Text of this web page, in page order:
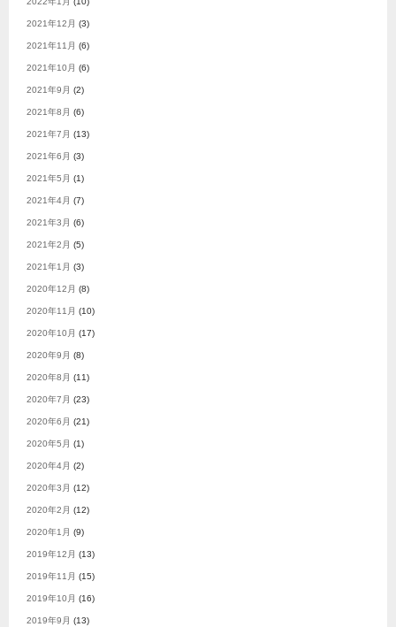
2021年12月 (3)
2021年11月 (6)
2021年10月 (6)
2021年9月 (2)
2021年8月 (6)
2021年7月 (13)
2021年6月 (3)
2021年5月 (1)
2021年4月 (7)
2021年3月 (6)
2021年2月 (5)
2021年1月 (3)
2020年12月 (8)
2020年11月 (10)
2020年10月 (17)
2020年9月 (8)
2020年8月 (11)
2020年7月 (23)
2020年6月 (21)
2020年5月 (1)
2020年4月 (2)
2020年3月 (12)
2020年2月 (12)
2020年1月 (9)
2019年12月 (13)
2019年11月 (15)
2019年10月 (16)
2019年9月 (13)